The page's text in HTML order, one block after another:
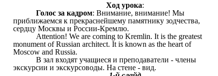
Ход урока:
Голос за кадром: Внимание, внимание! Мы
приближаемся к прекраснейшему памятнику зодчества,
сердцу Москвы и России-Кремлю.
Attention! We are coming to Kremlin. It is the greatest
monument of Russian architect. It is known as the heart of
Moscow and Russia.
В зал входят учащиеся и преподаватели - члены
экскурсии и экскурсоводы. На стене - вид.